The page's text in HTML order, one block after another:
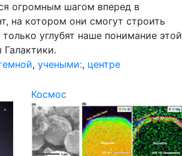
огромным шагом вперед в
на котором они смогут строить
углубят наше понимание этой
, учеными:, центре
Космос